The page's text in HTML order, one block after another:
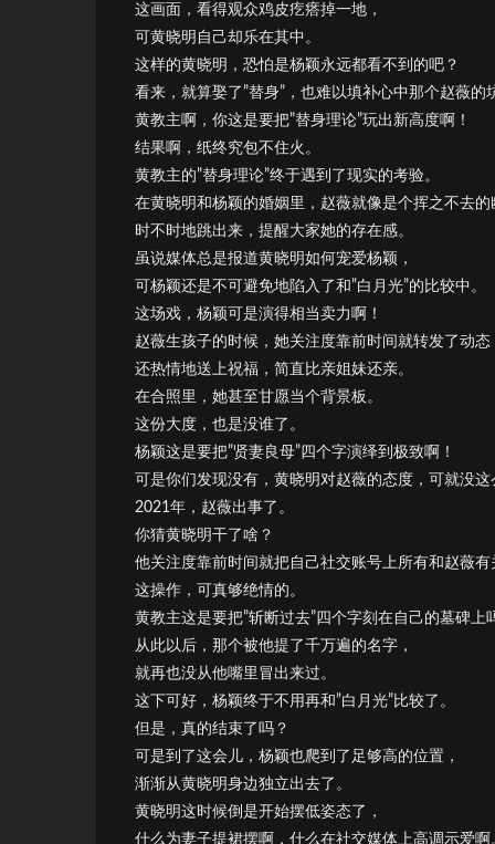
这画面，看得观众鸡皮疙瘩掉一地，
可黄晓明自己却乐在其中。
这样的黄晓明，恐怕是杨颖永远都看不到的吧？
看来，就算娶了”替身”，也难以填补心中那个赵薇的
黄教主啊，你这是要把”替身理论”玩出新高度啊！
结果啊，纸终究包不住火。
黄教主的”替身理论”终于遇到了现实的考验。
在黄晓明和杨颖的婚姻里，赵薇就像是个挥之不去的
时不时地跳出来，提醒大家她的存在感。
虽说媒体总是报道黄晓明如何宠爱杨颖，
可杨颖还是不可避免地陷入了和”白月光”的比较中。
这场戏，杨颖可是演得相当卖力啊！
赵薇生孩子的时候，她关注度靠前时间就转发了动态
还热情地送上祝福，简直比亲姐妹还亲。
在合照里，她甚至甘愿当个背景板。
这份大度，也是没谁了。
杨颖这是要把”贤妻良母”四个字演绎到极致啊！
可是你们发现没有，黄晓明对赵薇的态度，可就没这
2021年，赵薇出事了。
你猜黄晓明干了啥？
他关注度靠前时间就把自己社交账号上所有和赵薇有
这操作，可真够绝情的。
黄教主这是要把”斩断过去”四个字刻在自己的墓碑上
从此以后，那个被他提了千万遍的名字，
就再也没从他嘴里冒出来过。
这下可好，杨颖终于不用再和”白月光”比较了。
但是，真的结束了吗？
可是到了这会儿，杨颖也爬到了足够高的位置，
渐渐从黄晓明身边独立出去了。
黄晓明这时候倒是开始摆低姿态了，
什么为妻子提裙摆啊，什么在社交媒体上高调示爱啊